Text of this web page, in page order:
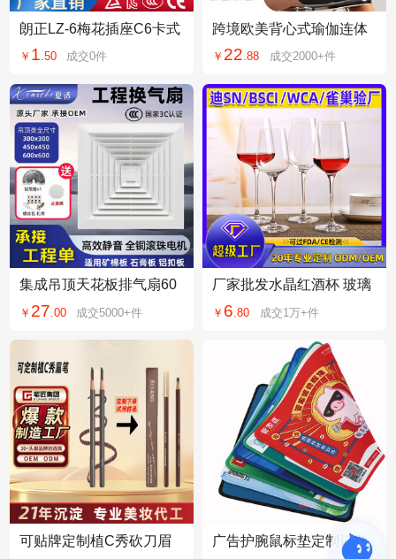
朗正LZ-6梅花插座C6卡式
插座
￥ 1.50 成交0件
跨境欧美背心式瑜伽连体
款运动连体衣裤货
￥ 22.88 成交2000+件
集成吊顶天花板排气扇60
静音吸顶式排风扇
￥ 27 00 成交5000+件
厂家批发水晶红酒杯 玻璃
品葡萄酒杯
￥ 6 .80 成交1万+件
可贴牌定制植C秀砍刀眉
广告护腕鼠标垫定制订做
橡胶超大桌垫圆形批发设